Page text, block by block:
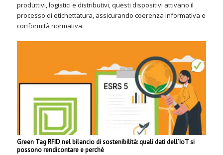
produttivi, logistici e distributivi, questi dispositivi attivano il
processo di etichettatura, assicurando coerenza informativa e
conformità normativa.
Green Tag RFID nel bilancio di sostenibilità: quali dati dell’IoT si
possono rendicontare e perché